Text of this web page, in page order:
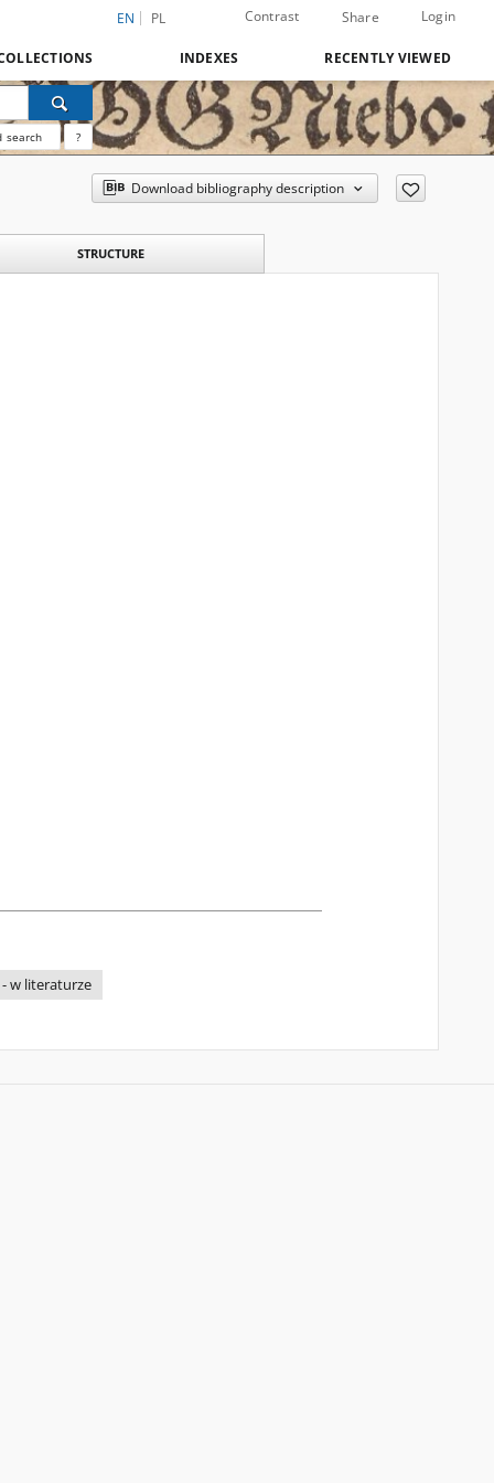
EN PL Contrast Share Login
INDEXES RECENTLY VIEWED
search ?
Download bibliography description
STRUCTURE
- w literaturze